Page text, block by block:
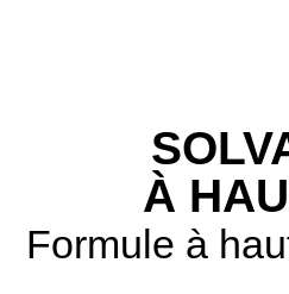
À
Formule à